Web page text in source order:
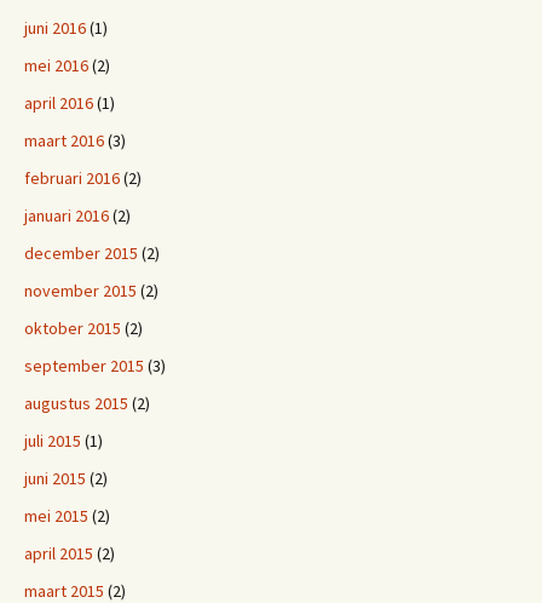
juni 2016(1)
mei 2016(2)
april 2016(1)
maart 2016(3)
februari 2016(2)
januari 2016(2)
december 2015 (2)
november 2015 (2)
oktober 2015 (2)
september 2015 (3)
augustus 2015 (2)
juli 2015 (1)
juni 2015 (2)
mei 2015 (2)
april 2015 (2)
maart 2015 (2)